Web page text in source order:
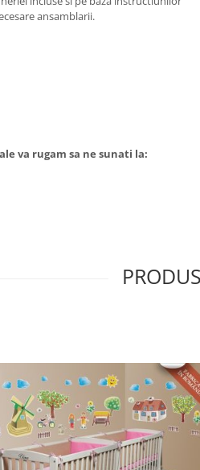
ansamblarii.
va rugam sa ne sunati la: